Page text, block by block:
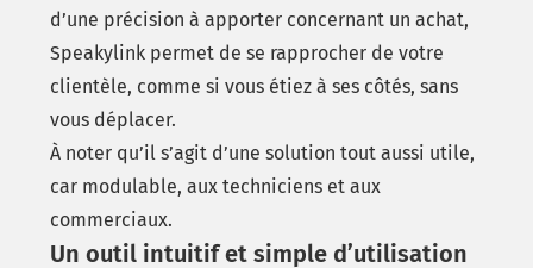
d’une précision à apporter concernant un achat,
Speakylink permet de se rapprocher de votre
clientèle, comme si vous étiez à ses côtés, sans
vous déplacer.
À noter qu’il s’agit d’une solution tout aussi utile,
car modulable, aux techniciens et aux
commerciaux.
Un outil intuitif et simple d’utilisation